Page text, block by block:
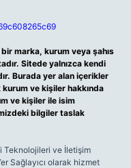
marka, kurum veya şahıs
Sitede yalnızca kendi
Burada yer alan içerikler
ve kişiler hakkında
ve kişiler ile isim
bilgiler taslak
Teknolojileri ve İletişim
Sağlayıcı olarak hizmet